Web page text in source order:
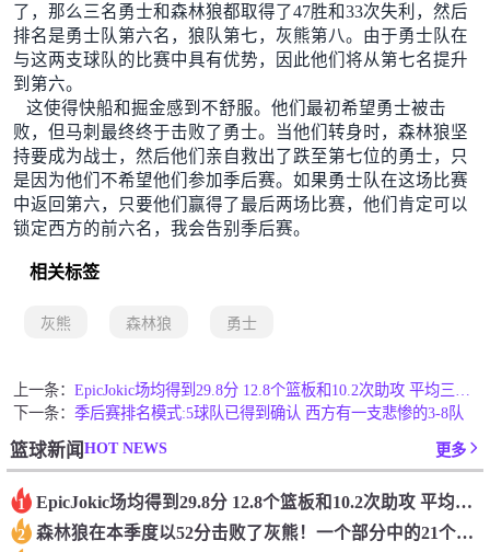
了，那么三名勇士和森林狼都取得了47胜和33次失利，然后
排名是勇士队第六名，狼队第七，灰熊第八。由于勇士队在
与这两支球队的比赛中具有优势，因此他们将从第七名提升
到第六。
这使得快船和掘金感到不舒服。他们最初希望勇士被击
败，但马刺最终终于击败了勇士。当他们转身时，森林狼坚
持要成为战士，然后他们亲自救出了跌至第七位的勇士，只
是因为他们不希望他们参加季后赛。如果勇士队在这场比赛
中返回第六，只要他们赢得了最后两场比赛，他们肯定可以
锁定西方的前六名，我会告别季后赛。
相关标签
灰熊 森林狼 勇士
上一条：
下一条： 季后赛排名模式:5球队已得到确认 西方有一支悲惨的3-8队
篮球新闻HOT NEWS 更多
1 Epic️Jokic场均得到29.8分 12.8个篮板和10.2次助攻 平均三双很容易吗？
2 森林狼在本季度以52分击败了灰熊！一个部分中的21个中有18个！骑着摇头丸的战士第六 湖船不舒服